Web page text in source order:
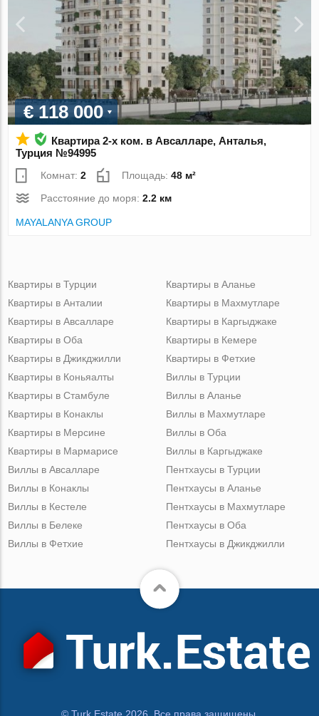
€ 118 000
Квартира 2-х ком. в Авсалларе, Анталья,
Турция №94995
Комнат:2 Площадь:48 м²
Расстояние до моря:2.2 км
MAYALANYA GROUP
Квартиры в Турции
Квартиры в Анталии
Квартиры в Авсалларе
Квартиры в Оба
Квартиры в Джикджилли
Квартиры в Аланье
Квартиры в Махмутларе
Квартиры в Каргыджаке
Квартиры в Кемере
Квартиры в Фетхие
Квартиры в Коньяалты
Квартиры в Стамбуле
Квартиры в Конаклы
Квартиры в Мерсине
Квартиры в Мармарисе
Виллы в Турции
Виллы в Аланье
Виллы в Махмутларе
Виллы в Оба
Виллы в Каргыджаке
Виллы в Авсалларе
Виллы в Конаклы
Виллы в Кестеле
Виллы в Белеке
Виллы в Фетхие
Пентхаусы в Турции
Пентхаусы в Аланье
Пентхаусы в Махмутларе
Пентхаусы в Оба
Пентхаусы в Джикджилли